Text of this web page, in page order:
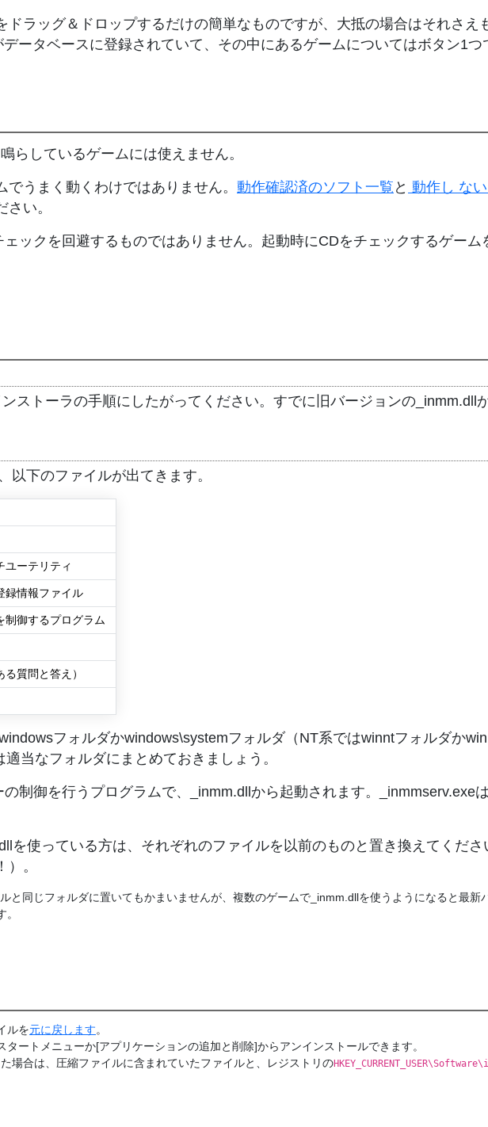
ドラッグ＆ドロップするだけの簡単なものですが、大抵の場合はそれさ
ータベースに登録されていて、その中にあるゲームについてはボタン1
らしているゲームには使えません。
うまく動くわけではありません。 動作確認済のソフト一覧 と 動作し な
い。
ェックを回避するものではありません。起動時にCDをチェックするゲー
ンストーラの手順にしたがってください。すでに旧バージョンの
以下のファイルが出てきます。
ユーテリティ
録情報ファイル
制御するプログラム
る質問と答え）
フォルダかwindows\systemフォルダ（NT系ではwinntフォルダか
当なフォルダにまとめておきましょう。
の制御を行うプログラムで、_inmm.dllから起動されます。
を使っている方は、それぞれのファイルを以前のものと置き換えてくだ
。
と同じフォルダに置いてもかまいませんが、複数のゲームで_inmm.dllを使うようになると最
ルを元に戻します。
タートメニューか[アプリケーションの追加と削除]からアンインストールできます。
場合は、圧縮ファイルに含まれていたファイルと、レジストリの